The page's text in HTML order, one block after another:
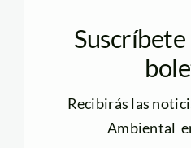
Recibirás las
Ambiental